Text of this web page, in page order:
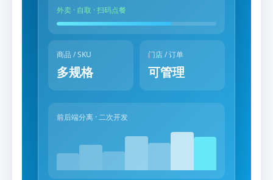
外卖 · 自取 · 扫码点餐
商品 / SKU
多规格
门店 / 订单
可管理
前后端分离 · 二次开发